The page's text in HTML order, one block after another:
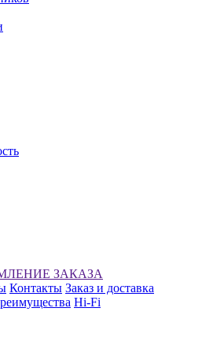
ЗАКАЗА
Контакты Заказ и доставка
Hi-Fi